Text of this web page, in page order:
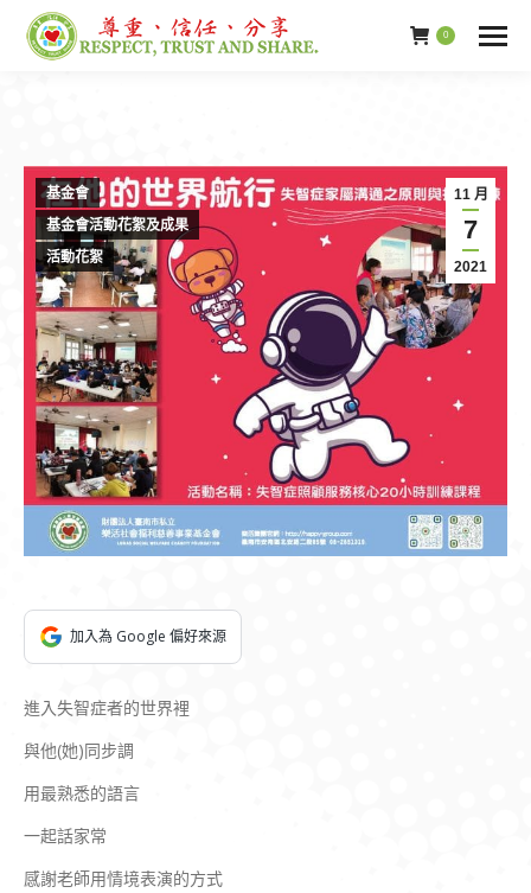
0
11 月
7
2021
基金會
基金會活動花絮及成果
活動花絮
加入為 Google 偏好來源
進入失智症者的世界裡
與他(她)同步調
用最熟悉的語言
一起話家常
感謝老師用情境表演的方式